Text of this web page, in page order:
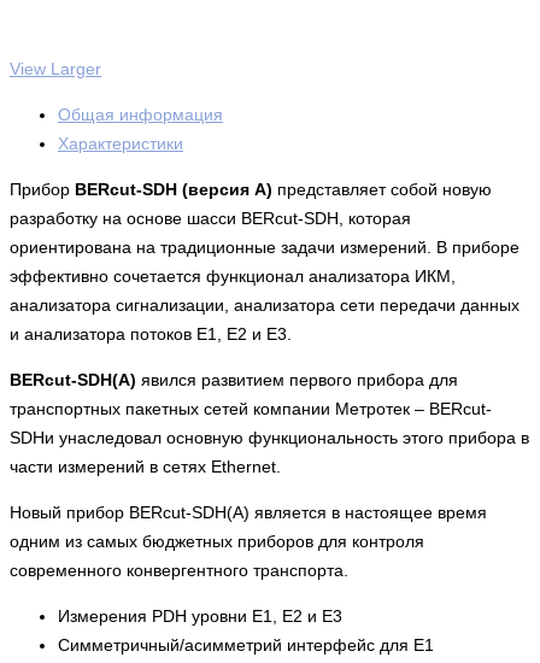
View Larger
Общая информация
Характеристики
Прибор BERcut-SDH (версия А) представляет собой новую
разработку на основе шасси BERcut-SDH, которая
ориентирована на традиционные задачи измерений. В приборе
эффективно сочетается функционал анализатора ИКМ,
анализатора сигнализации, анализатора сети передачи данных
и анализатора потоков Е1, Е2 и Е3.
BERcut-SDH(A) явился развитием первого прибора для
транспортных пакетных сетей компании Метротек – BERcut-
SDHи унаследовал основную функциональность этого прибора в
части измерений в сетях Ethernet.
Новый прибор BERcut-SDH(A) является в настоящее время
одним из самых бюджетных приборов для контроля
современного конвергентного транспорта.
Измерения PDH уровни E1, Е2 и E3
Симметричный/асимметрий интерфейс для Е1